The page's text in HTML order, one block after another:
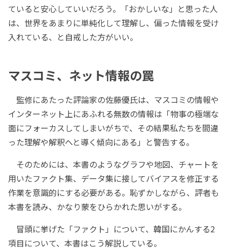
ていると安心していいだろう。「おかしいな」と思った人
は、世界をあまりに単純化して理解し、偏った情報を受け
入れている、と自戒した方がいい。
マスコミ、ネット情報の罠
監修にあたった評論家の佐藤優氏は、マスコミの情報や
インターネット上にあふれる無数の情報は「物事の極端な
面にフォーカスしてしまいがちで、その結果私たちを間違
った理解や解釈へと導く傾向にある」と警告する。
そのためには、本書のようなグラフや地図、チャートを
用いたファクト集、データ集に接してバイアスを修正する
作業を意識的にする必要がある。恥ずかしながら、評者も
本書を読み、かなり蒙をひらかれた思いがする。
冒頭に挙げた「ファクト」について、韓国にかんする2
項目について、本書はこう解説している。